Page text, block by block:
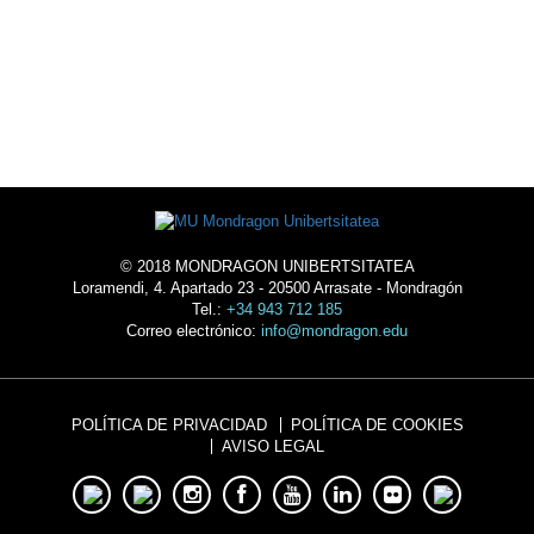
© 2018 MONDRAGON UNIBERTSITATEA
Loramendi, 4. Apartado 23 - 20500 Arrasate - Mondragón
Tel.: +34 943 712 185
Correo electrónico: info@mondragon.edu
POLÍTICA DE PRIVACIDAD
POLÍTICA DE COOKIES
AVISO LEGAL